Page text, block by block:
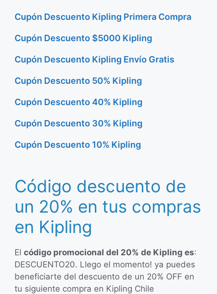
Cupón Descuento Kipling Primera Compra
Cupón Descuento $5000 Kipling
Cupón Descuento Kipling Envío Gratis
Cupón Descuento 50% Kipling
Cupón Descuento 40% Kipling
Cupón Descuento 30% Kipling
Cupón Descuento 10% Kipling
Código descuento de
un 20% en tus compras
en Kipling
El código promocional del 20% de Kipling es:
DESCUENTO20. Llego el momento! ya puedes
beneficiarte del descuento de un 20% OFF en
tu siguiente compra en Kipling Chile